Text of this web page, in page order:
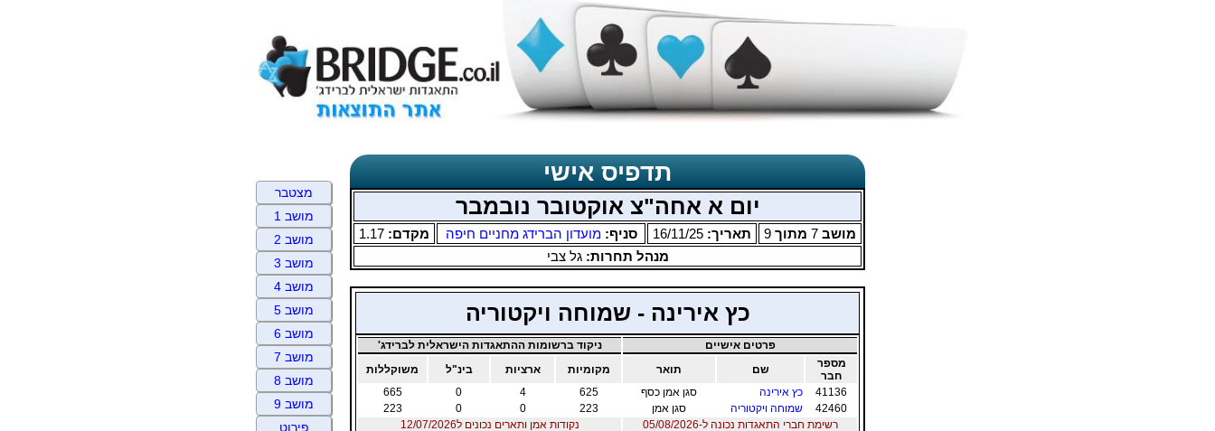
תדפיס אישי
יום א אחה"צ אוקטובר נובמבר
מושב 7 מתוך 9 תאריך: 16/11/25 סניף:מועדון הברידג מחניים חיפה מקדם: 1.17
מנהל תחרות:גל צבי
כץ אירינה - שמוחה ויקטוריה
פרטים אישיים
ניקוד ברשומות ההתאגדות הישראלית לברידג'
מספר
חבר
שם תואר מקומיות ארציות בינ"ל
משוקללות
41136
כץ אירינה סגן אמן כסף 625
4
0
665
42460
שמוחה ויקטוריה סגן אמן 223
0
0
223
רשימת חברי התאגדות נכונה ל-05/08/2026
נקודות אמן ותארים נכונים ל12/07/2026
מצטבר
מושב 1
מושב 2
מושב 3
מושב 4
מושב 5
מושב 6
מושב 7
מושב 8
מושב 9
פירוט